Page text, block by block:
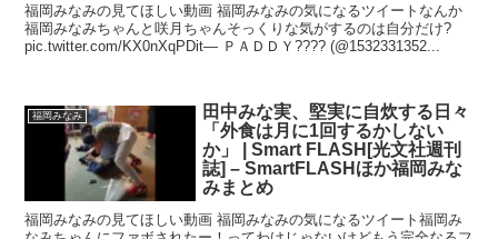
福岡みなみの見てほしい動画 福岡みなみの気になるツイートなんか
福岡みなみちゃんと咲月ちゃんそっくりな気がするのは自分だけ?
pic.twitter.com/KX0nXqPDit— ＰＡＤＤＹ???? (@1532331352...
福岡みなみ
田中みな実、堅実に自炊する日々
「外食は月に1回するかしない
か」 | Smart FLASH[光文社週刊
誌] – SmartFLASHほか福岡みな
みまとめ
福岡みなみの見てほしい動画 福岡みなみの気になるツイート福岡み